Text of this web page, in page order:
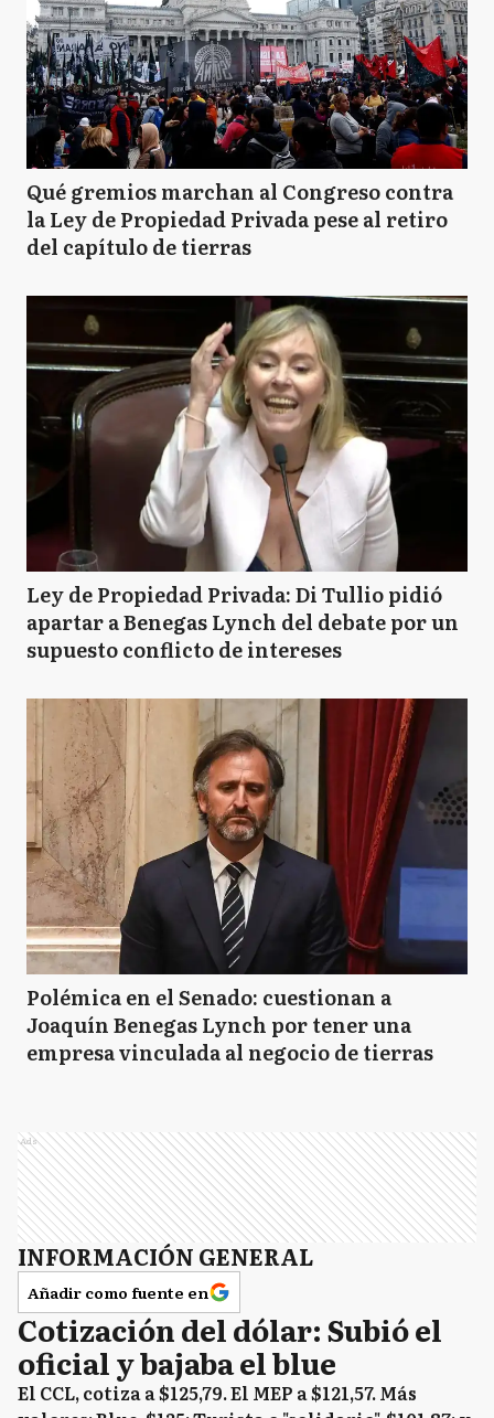
Qué gremios marchan al Congreso contra
la Ley de Propiedad Privada pese al retiro
del capítulo de tierras
Ley de Propiedad Privada: Di Tullio pidió
apartar a Benegas Lynch del debate por un
supuesto conflicto de intereses
Polémica en el Senado: cuestionan a
Joaquín Benegas Lynch por tener una
empresa vinculada al negocio de tierras
Ads
INFORMACIÓN GENERAL
Añadir como fuente en
Cotización del dólar: Subió el
oficial y bajaba el blue
El CCL, cotiza a $125,79. El MEP a $121,57. Más